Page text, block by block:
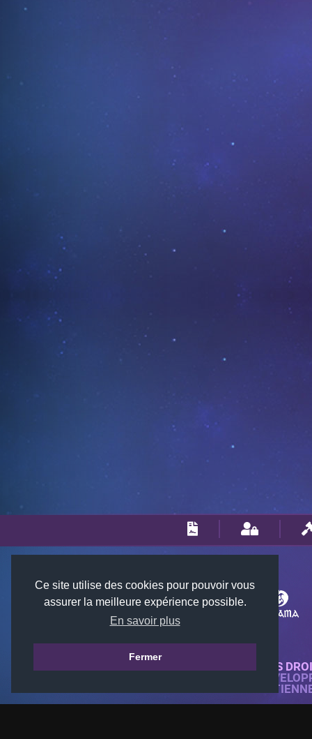
Ce site utilise des cookies pour pouvoir vous
assurer la meilleure expérience possible.
En savoir plus
Fermer
© 2018-2026 KTARENA. TOUS
SITE WEB ENTIÈREMENT
TOUTES LES IMAGES